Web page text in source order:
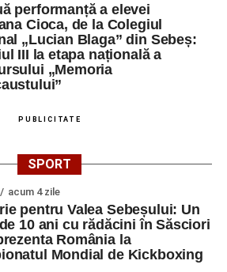
performanță a elevei
Cioca, de la Colegiul
„Lucian Blaga” din Sebeș:
III la etapa națională a
„Memoria
PUBLICITATE
SPORT
acum 4 zile
pentru Valea Sebeșului: Un
10 ani cu rădăcini în Săsciori
România la
Mondial de Kickboxing